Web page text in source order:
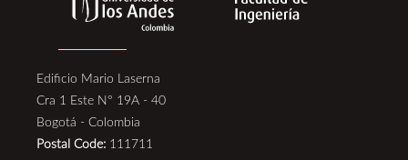
Edificio Mario Laserna
Cra 1 Este N° 19A - 40
Bogotá - Colombia
Postal Code: 111711